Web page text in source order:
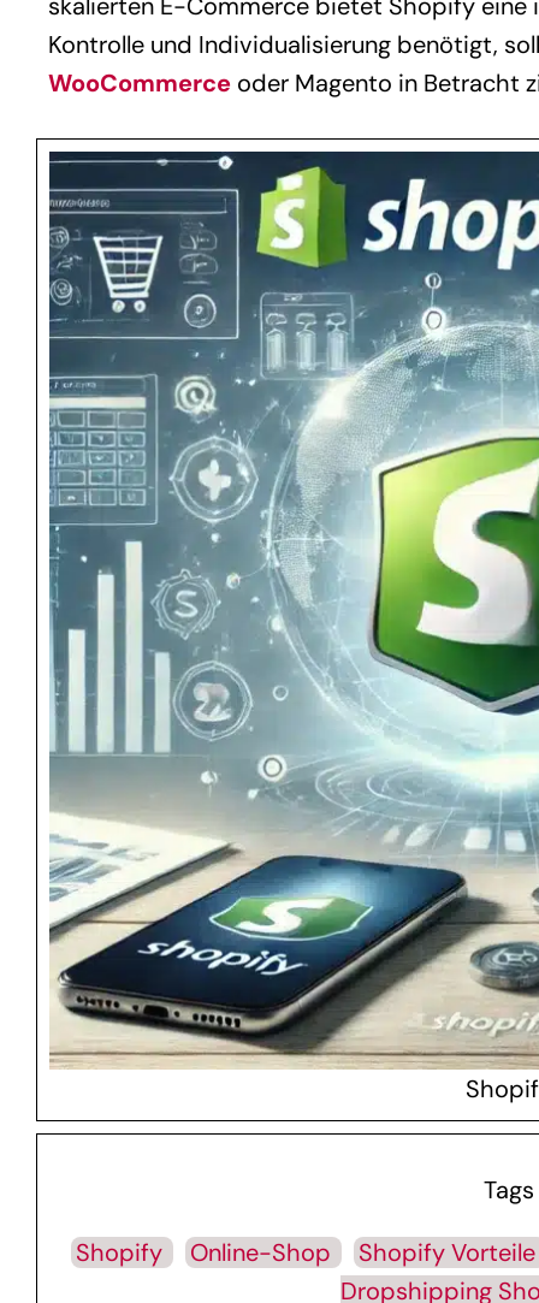
Kontrolle und Individualisierung benötigt,
WooCommerce oder Magento in Betracht
Tags
Shopify
Online-Shop
Shopify
Dropshipping